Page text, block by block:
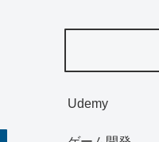
Udemy